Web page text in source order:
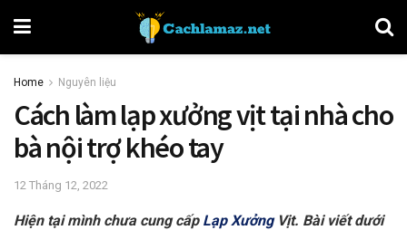
Home Nguyên liệu
Cách làm lạp xưởng vịt tại nhà cho
bà nội trợ khéo tay
12 Tháng 12, 2022
Hiện tại mình chưa cung cấp Lạp XưởngVịt. Bài viết dưới